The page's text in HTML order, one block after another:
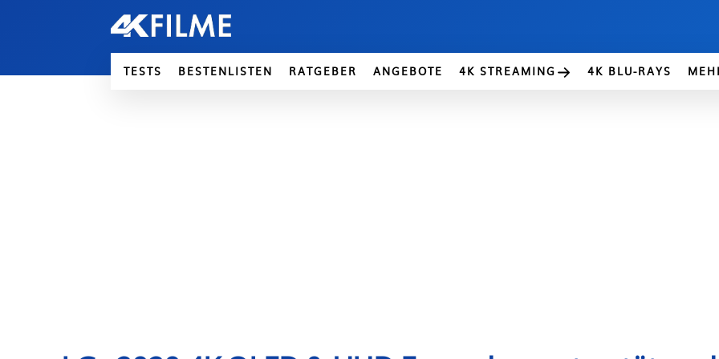
TESTS BESTENLISTEN RATGEBER ANGEBOTE 4K STREAMING 4K BLU-RAYS